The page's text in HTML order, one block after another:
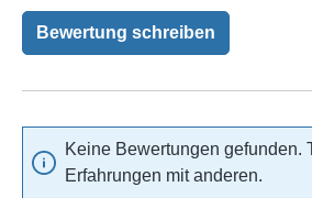
Bewertung schreiben
Keine Bewertungen gefunden.
Erfahrungen mit anderen.